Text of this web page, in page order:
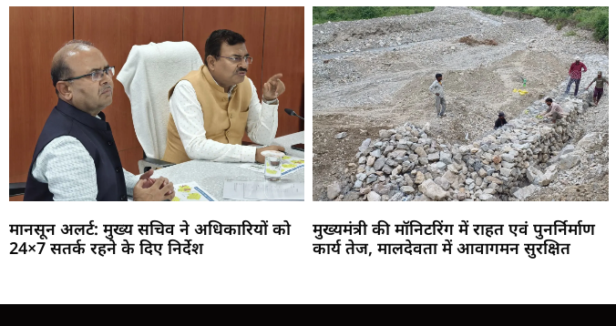
मानसून अलर्ट: मुख्य सचिव ने अधिकारियों को
24×7 सतर्क रहने के दिए निर्देश
मुख्यमंत्री की मॉनिटरिंग में राहत एवं पुनर्निर्माण
कार्य तेज, मालदेवता में आवागमन सुरक्षित